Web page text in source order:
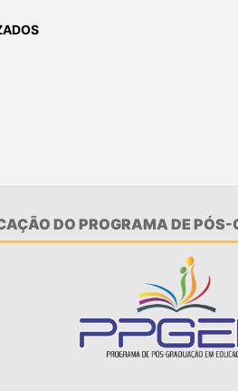
DO PROGRAMA DE